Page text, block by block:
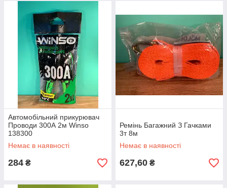
Автомобільний прикурювач
Проводи 300А 2м Winso
138300
Немає в наявності
284 ₴
Ремінь Багажний З Гачками
3т 8м
Немає в наявності
627,60 ₴